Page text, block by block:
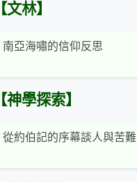
【文林】
南亞海嘯的信仰反思
【神學探索】
從約伯記的序幕談人與苦難